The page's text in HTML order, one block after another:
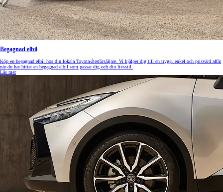
Begagnad elbil
Köp en begagnad elbil hos din lokala Toyota-återförsäljare. Vi hjälper dig till en trygg, enkel och prisvärd affär
när du har hittat en begagnad elbil som passar dig och din livsstil.
Läs mer